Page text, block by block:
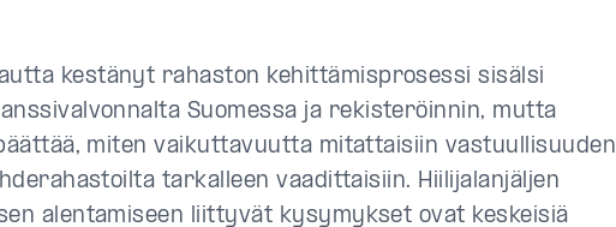
kestänyt rahaston kehittämisprosessi sisälsi
Suomessa ja rekisteröinnin, mutta
miten vaikuttavuutta mitattaisiin vastuullisuuden
tarkalleen vaadittaisiin. Hiilijalanjäljen
alentamiseen liittyvät kysymykset ovat keskeisiä